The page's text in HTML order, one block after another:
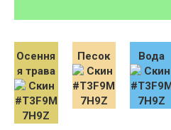
Осення
я трава
Песок Вода